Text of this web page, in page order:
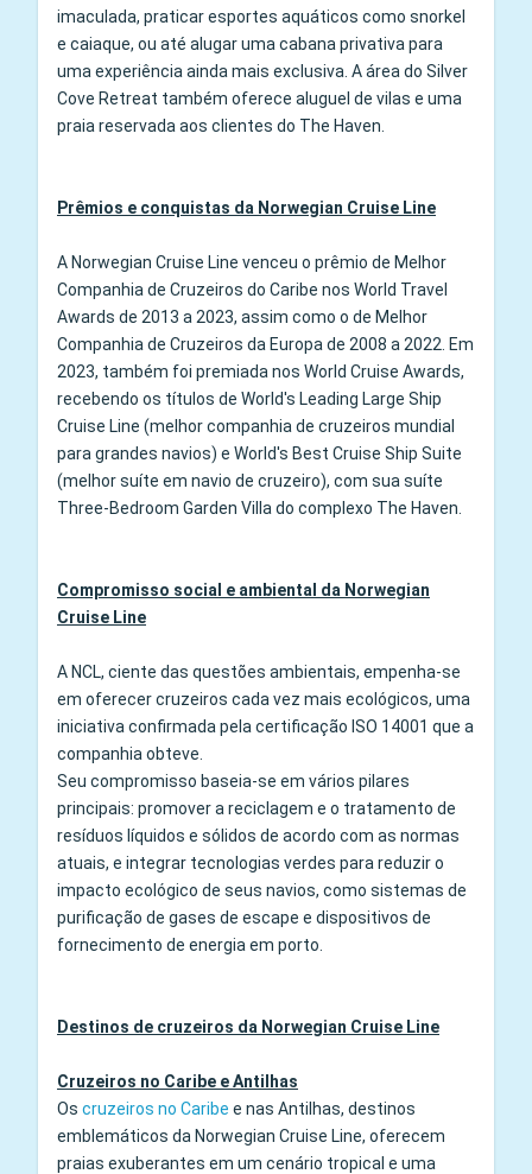
imaculada, praticar esportes aquáticos como snorkel
e caiaque, ou até alugar uma cabana privativa para
uma experiência ainda mais exclusiva. A área do Silver
Cove Retreat também oferece aluguel de vilas e uma
praia reservada aos clientes do The Haven.
Prêmios e conquistas da Norwegian Cruise Line
A Norwegian Cruise Line venceu o prêmio de Melhor
Companhia de Cruzeiros do Caribe nos World Travel
Awards de 2013 a 2023, assim como o de Melhor
Companhia de Cruzeiros da Europa de 2008 a 2022. Em
2023, também foi premiada nos World Cruise Awards,
recebendo os títulos de World's Leading Large Ship
Cruise Line (melhor companhia de cruzeiros mundial
para grandes navios) e World's Best Cruise Ship Suite
(melhor suíte em navio de cruzeiro), com sua suíte
Three‑Bedroom Garden Villa do complexo The Haven.
Compromisso social e ambiental da Norwegian
Cruise Line
A NCL, ciente das questões ambientais, empenha‑se
em oferecer cruzeiros cada vez mais ecológicos, uma
iniciativa confirmada pela certificação ISO 14001 que a
companhia obteve.
Seu compromisso baseia‑se em vários pilares
principais: promover a reciclagem e o tratamento de
resíduos líquidos e sólidos de acordo com as normas
atuais, e integrar tecnologias verdes para reduzir o
impacto ecológico de seus navios, como sistemas de
purificação de gases de escape e dispositivos de
fornecimento de energia em porto.
Destinos de cruzeiros da Norwegian Cruise Line
Cruzeiros no Caribe e Antilhas
Os cruzeiros no Caribe e nas Antilhas, destinos
emblemáticos da Norwegian Cruise Line, oferecem
praias exuberantes em um cenário tropical e uma